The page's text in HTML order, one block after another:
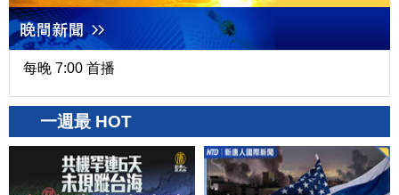
每晚 7:00 首播
一週最 HOT